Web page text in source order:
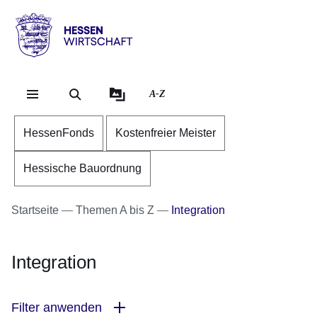
Hessen
Wirtschaft
A-Z
HessenFonds Kostenfreier Meister
Hessische Bauordnung
Startseite Themen A bis Z Integration
Integration
Filter anwenden